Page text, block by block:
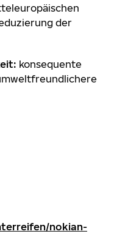
der
konsequente
nokian-